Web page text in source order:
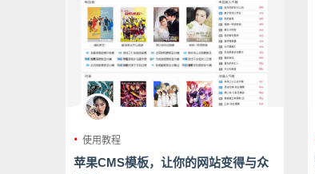
使用教程
苹果CMS模板，让你的网站变得与众